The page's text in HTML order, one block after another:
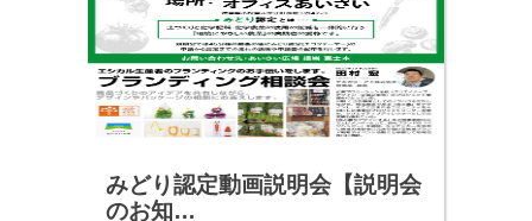
みどり認定動画説明会【説明会
のお知…